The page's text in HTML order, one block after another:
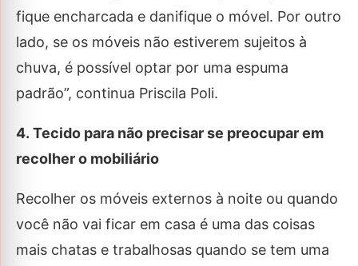
fique encharcada e danifique o móvel. Por outro
lado, se os móveis não estiverem sujeitos à
chuva, é possível optar por uma espuma
padrão”, continua Priscila Poli.
4. Tecido para não precisar se preocupar em
recolher o mobiliário
Recolher os móveis externos à noite ou quando
você não vai ficar em casa é uma das coisas
mais chatas e trabalhosas quando se tem uma